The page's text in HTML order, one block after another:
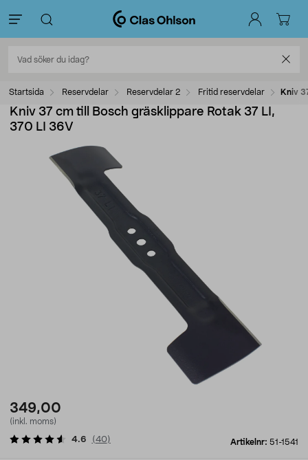
Startsida Reservdelar Reservdelar 2 Fritid reservdelar Kniv
Kniv 37 cm till Bosch gräsklippare Rotak 37 LI,
370 LI 36V
349,00
(inkl. moms)
Artikelnr: 51-1541
4.6 (40)